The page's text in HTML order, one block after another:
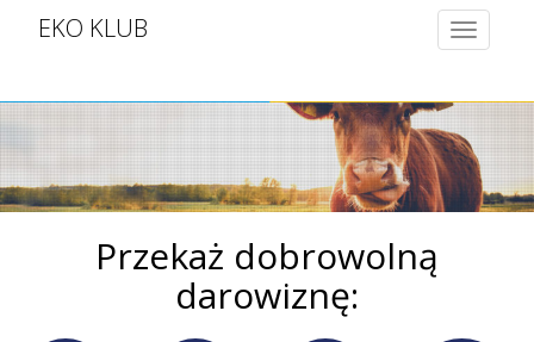
EKO KLUB
Toggle
Przekaż dobrowolną
darowiznę: